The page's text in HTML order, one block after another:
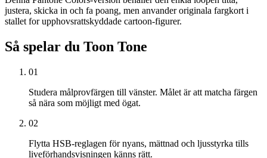
justera, skicka in och fa poang, men anvander originala fargkort i
stallet for upphovsrattskyddade cartoon-figurer.
Så spelar du Toon Tone
01
Studera målprovfärgen till vänster. Målet är att matcha färgen
så nära som möjligt med ögat.
02
Flytta HSB-reglagen för nyans, mättnad och ljusstyrka tills
liveförhandsvisningen känns rätt.